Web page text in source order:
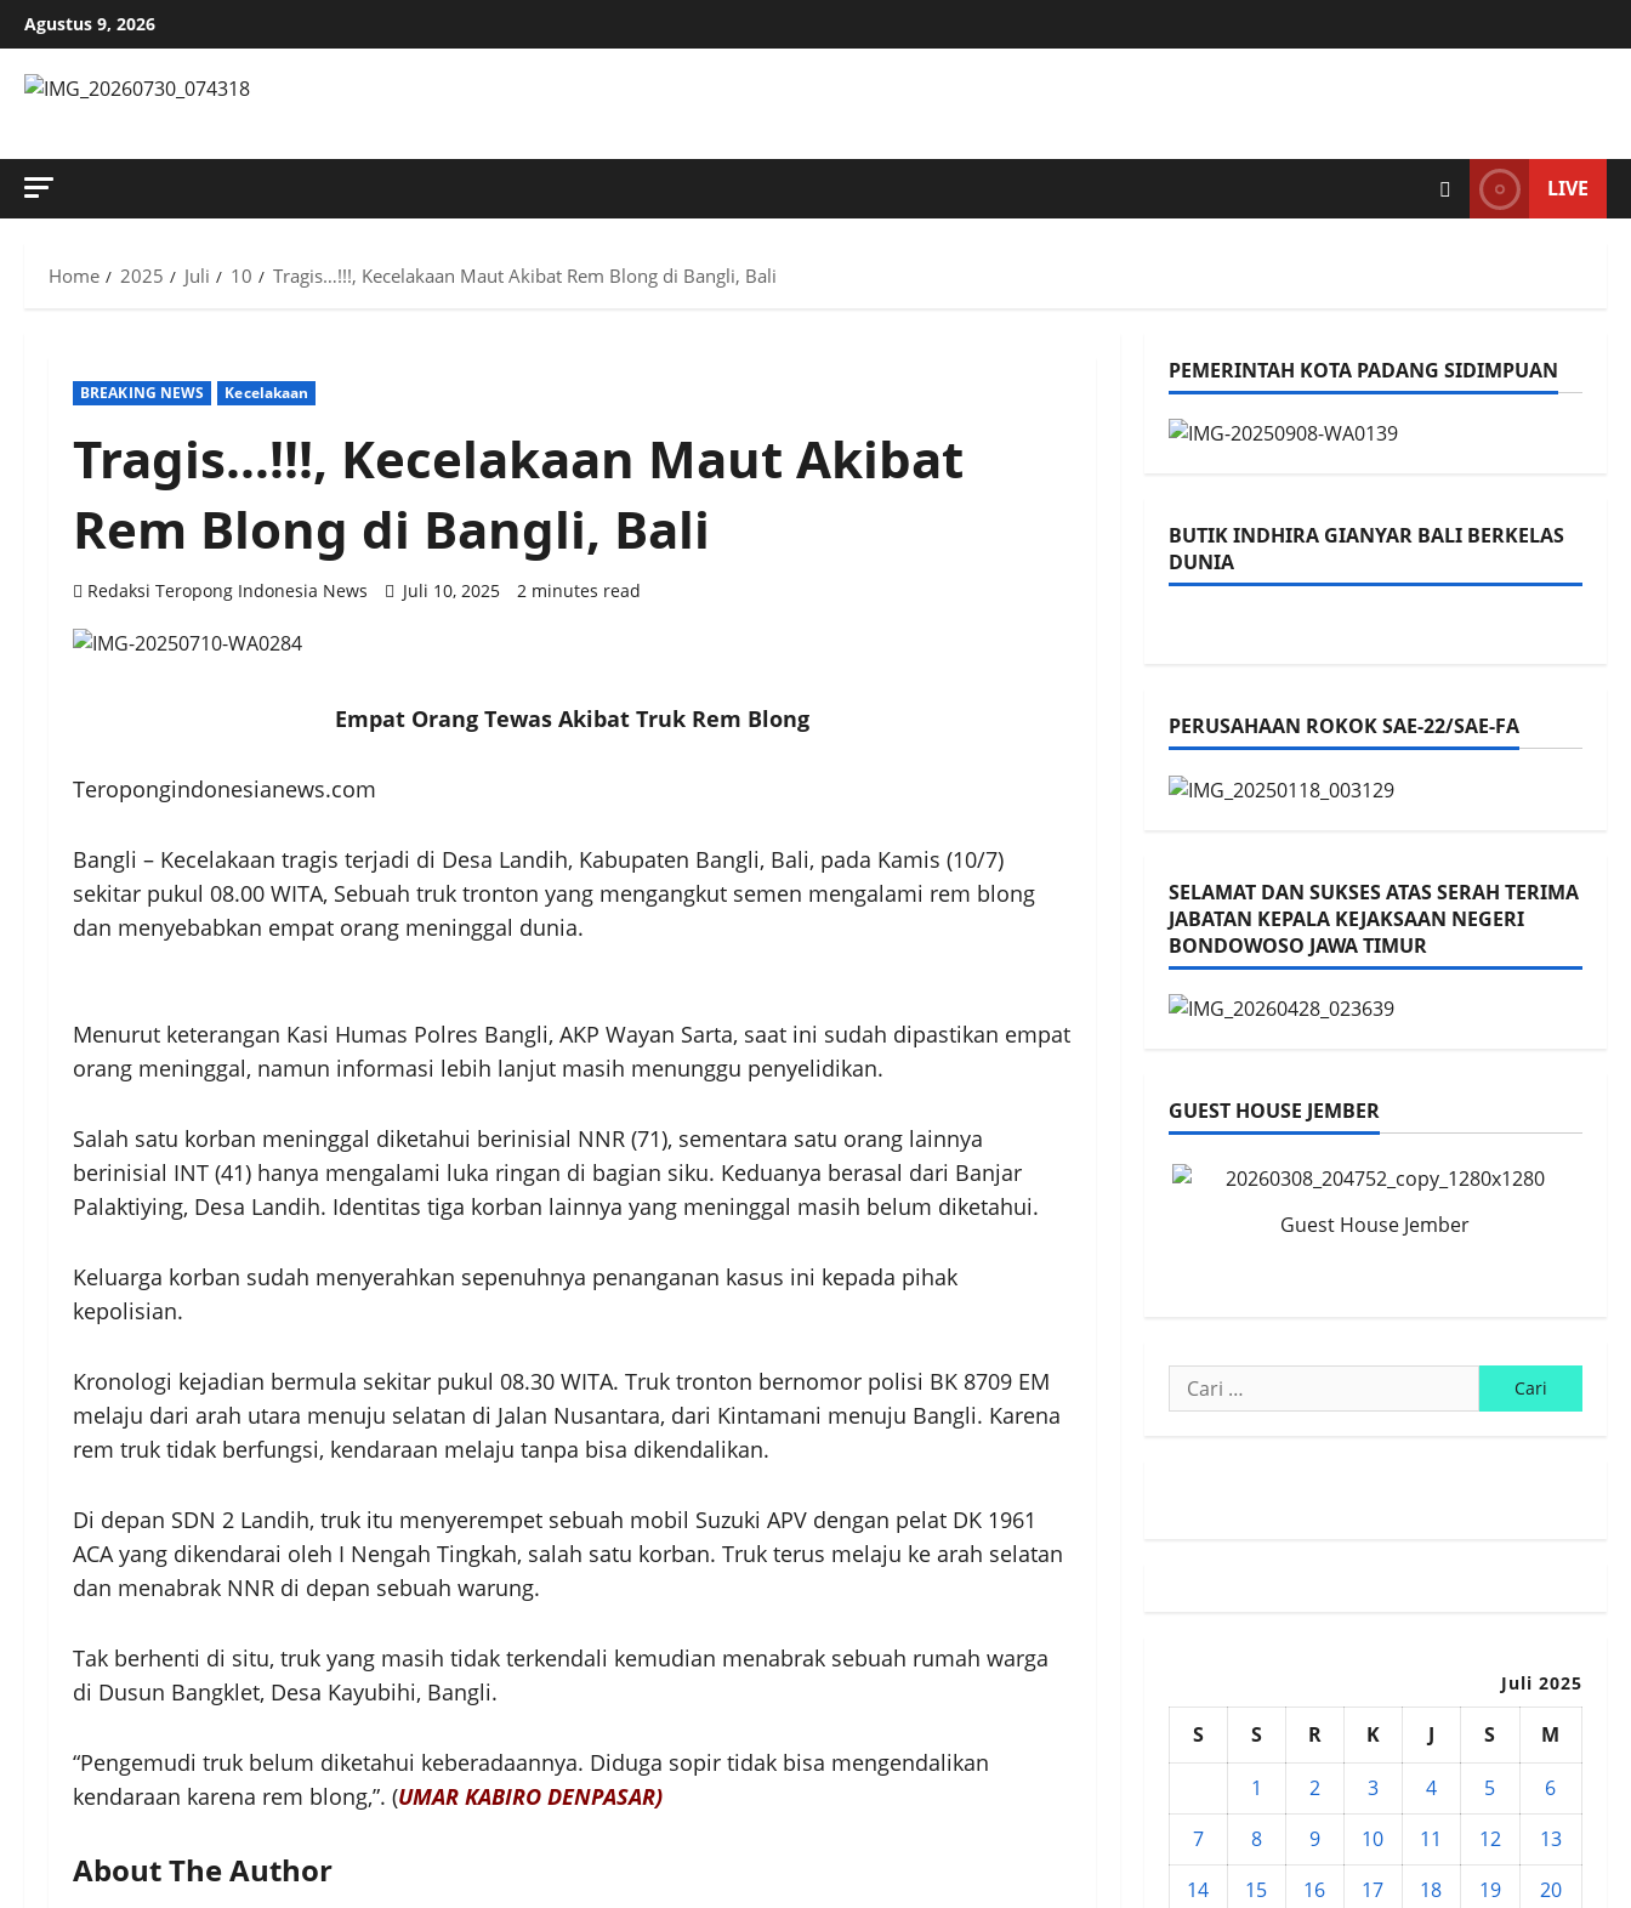
Skip
to
content
Agustus 9, 2026
LIVE
Home 2025 Juli 10 Tragis…!!!, Kecelakaan Maut Akibat Rem Blong di Bangli, Bali
BREAKING NEWS Kecelakaan
Tragis…!!!, Kecelakaan Maut Akibat
Rem Blong di Bangli, Bali
Redaksi Teropong Indonesia News Juli 10, 2025 2 minutes read
Empat Orang Tewas Akibat Truk Rem Blong
Teropongindonesianews.com
Bangli – Kecelakaan tragis terjadi di Desa Landih, Kabupaten Bangli, Bali, pada Kamis (10/7)
sekitar pukul 08.00 WITA, Sebuah truk tronton yang mengangkut semen mengalami rem blong
dan menyebabkan empat orang meninggal dunia.
Menurut keterangan Kasi Humas Polres Bangli, AKP Wayan Sarta, saat ini sudah dipastikan empat
orang meninggal, namun informasi lebih lanjut masih menunggu penyelidikan.
Salah satu korban meninggal diketahui berinisial NNR (71), sementara satu orang lainnya
berinisial INT (41) hanya mengalami luka ringan di bagian siku. Keduanya berasal dari Banjar
Palaktiying, Desa Landih. Identitas tiga korban lainnya yang meninggal masih belum diketahui.
Keluarga korban sudah menyerahkan sepenuhnya penanganan kasus ini kepada pihak
kepolisian.
Kronologi kejadian bermula sekitar pukul 08.30 WITA. Truk tronton bernomor polisi BK 8709 EM
melaju dari arah utara menuju selatan di Jalan Nusantara, dari Kintamani menuju Bangli. Karena
rem truk tidak berfungsi, kendaraan melaju tanpa bisa dikendalikan.
Di depan SDN 2 Landih, truk itu menyerempet sebuah mobil Suzuki APV dengan pelat DK 1961
ACA yang dikendarai oleh I Nengah Tingkah, salah satu korban. Truk terus melaju ke arah selatan
dan menabrak NNR di depan sebuah warung.
Tak berhenti di situ, truk yang masih tidak terkendali kemudian menabrak sebuah rumah warga
di Dusun Bangklet, Desa Kayubihi, Bangli.
“Pengemudi truk belum diketahui keberadaannya. Diduga sopir tidak bisa mengendalikan
kendaraan karena rem blong,”. (UMAR KABIRO DENPASAR)
About The Author
PEMERINTAH KOTA PADANG SIDIMPUAN
BUTIK INDHIRA GIANYAR BALI BERKELAS
DUNIA
PERUSAHAAN ROKOK SAE-22/SAE-FA
SELAMAT DAN SUKSES ATAS SERAH TERIMA
JABATAN KEPALA KEJAKSAAN NEGERI
BONDOWOSO JAWA TIMUR
GUEST HOUSE JEMBER
Guest House Jember
Cari
untuk:
Juli 2025
S S R K J S
M
1
2 3 4 5
6
7
8 9 10 11 12
13
14
15 16 17 18 19
20